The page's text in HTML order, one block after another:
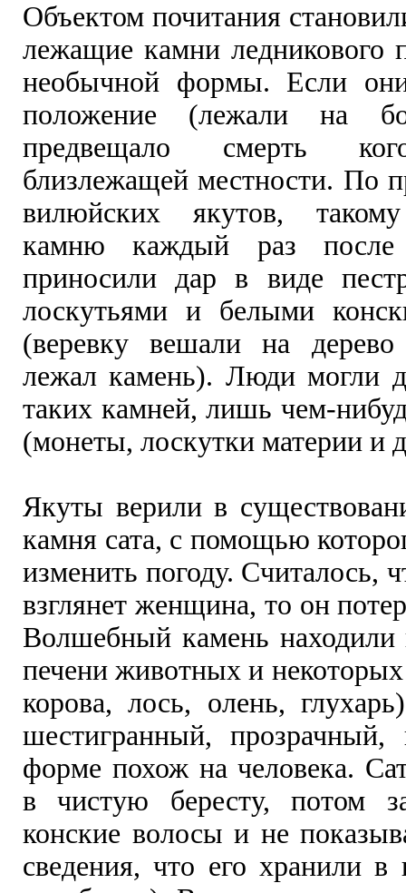
Объектом почитания
лежащие камни ледникового
необычной формы. Если
положение (лежали на
предвещало смерть
близлежащей местности. По
вилюйских якутов,
камню каждый раз после
приносили дар в виде
лоскутьями и белыми
(веревку вешали на
лежал камень). Люди могли
таких камней, лишь чем-
(монеты, лоскутки материи и
Якуты верили в
камня сата, с помощью
изменить погоду. Считалось,
взглянет женщина, то он
Волшебный камень находили
печени животных и
корова, лось, олень,
шестигранный,
форме похож на человека.
в чистую бересту, потом
конские волосы и не
сведения, что его хранили